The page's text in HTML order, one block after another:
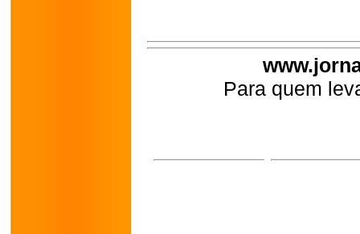
Para quem